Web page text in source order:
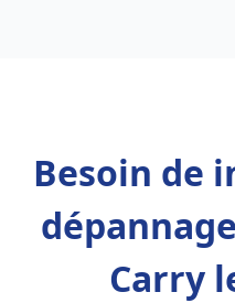
Besoin de
Carry